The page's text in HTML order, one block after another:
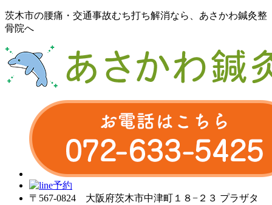
茨木市の腰痛・交通事故むち打ち解消なら、あさかわ鍼灸整
骨院へ
〒567-0824 大阪府茨木市中津町１８−２３ プラザタ